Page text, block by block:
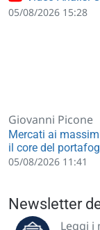
05/08/2026 15:28
Giovanni Picone
Mercati ai
il core del
05/08/2026 11:41
Newsletter
Leggi i